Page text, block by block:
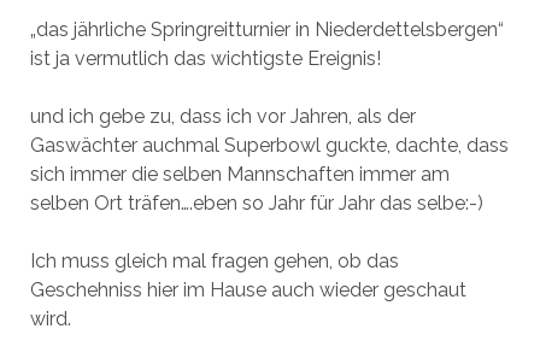
„das jährliche Springreitturnier in Niederdettelsbergen“
ist ja vermutlich das wichtigste Ereignis!
und ich gebe zu, dass ich vor Jahren, als der
Gaswächter auchmal Superbowl guckte, dachte, dass
sich immer die selben Mannschaften immer am
selben Ort träfen….eben so Jahr für Jahr das selbe:-)
Ich muss gleich mal fragen gehen, ob das
Geschehniss hier im Hause auch wieder geschaut
wird.